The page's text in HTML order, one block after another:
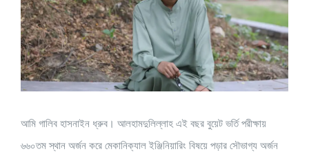
আমি গালিব হাসনাইন ধ্রুব। আলহামদুলিল্লাহ এই বছর বুয়েট ভর্তি পরীক্ষায়
৬৬০তম স্থান অর্জন করে মেকানিক্যাল ইঞ্জিনিয়ারিং বিষয়ে পড়ার সৌভাগ্য অর্জন